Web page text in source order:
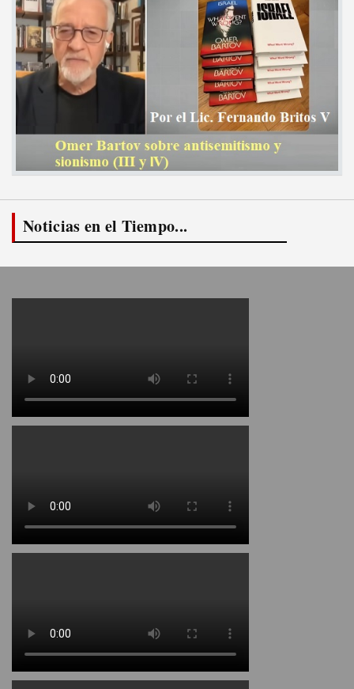
Noticias en el Tiempo...